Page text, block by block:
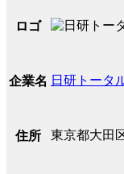
ロゴ
企業名 日研トータ
住所 東京都大田